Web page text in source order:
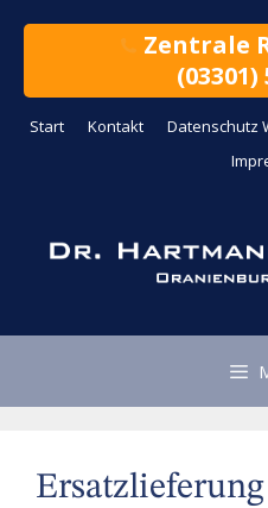
Zentrale
(03301)
Start Kontakt Datenschutz
Ersatzlieferung